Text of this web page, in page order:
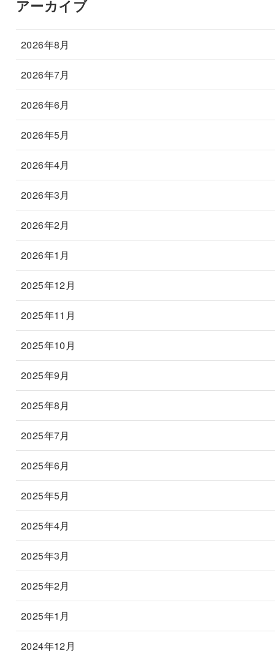
アーカイブ
2026年8月
2026年7月
2026年6月
2026年5月
2026年4月
2026年3月
2026年2月
2026年1月
2025年12月
2025年11月
2025年10月
2025年9月
2025年8月
2025年7月
2025年6月
2025年5月
2025年4月
2025年3月
2025年2月
2025年1月
2024年12月